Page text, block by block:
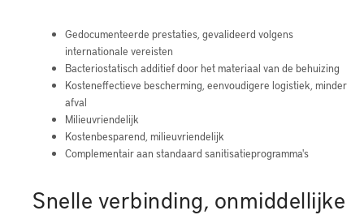
Gedocumenteerde prestaties, gevalideerd volgens
internationale vereisten
Bacteriostatisch additief door het materiaal van de behuizing
Kosteneffectieve bescherming, eenvoudigere logistiek, minder
afval
Milieuvriendelijk
Kostenbesparend, milieuvriendelijk
Complementair aan standaard sanitisatieprogramma's
Snelle verbinding, onmiddellijke